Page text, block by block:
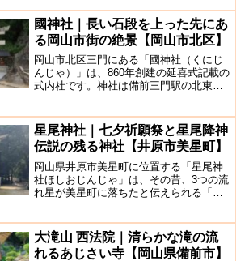
ェイに乗って行くことができます。広々
とした境内には、平...
國神社｜長い石段を上った先にあ
る岡山市街の絶景【岡山市北区】
岡山市北区三門にある「國神社（くにじ
んじゃ）」は、860年創建の延喜式記載の
式内社です。神社は備前三門駅の北東、
をくぐると、長い階段が現れます。本殿
は国守山の山頂部に...
星尾神社｜七夕祈願祭と星尾降神
伝説の残る神社【井原市美星町】
岡山県井原市美星町に位置する「星尾神
社ほしおじんじゃ」は、その昔、3つの流
れ星が美星町に落ちたと伝えられる「星
催される「七夕祈願祭」では、全国から
たくさん届けられる、...
大滝山 西法院｜清らかな滝の流
れるあじさい寺【岡山県備前市】